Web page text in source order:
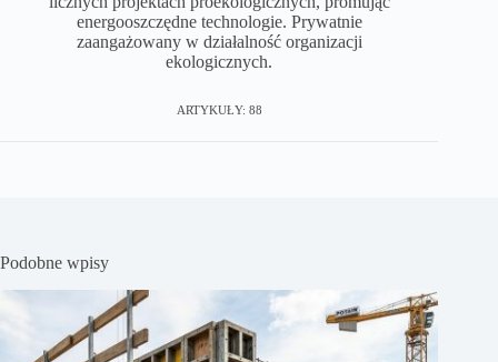
energooszczędne technologie. Prywatnie
zaangażowany w działalność organizacji
ekologicznych.
ARTYKUŁY: 88
Podobne wpisy